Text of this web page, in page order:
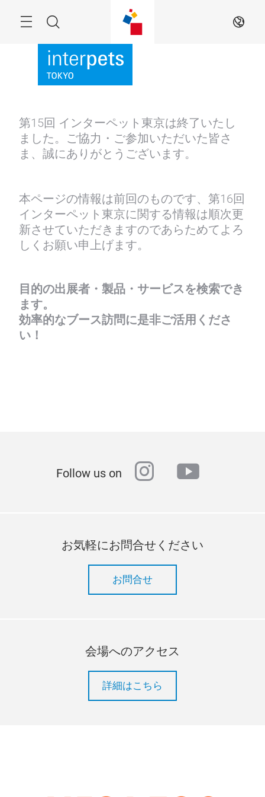
Search JA
第15回 インターペット東京は終了いたし
ました。ご協力・ご参加いただいた皆さ
ま、誠にありがとうございます。
本ページの情報は前回のものです、第16回
インターペット東京に関する情報は順次更
新させていただきますのであらためてよろ
しくお願い申上げます。
目的の出展者・製品・サービスを検索でき
ます。
効率的なブース訪問に是非ご活用くださ
い！
Follow us on instagram
youtube
お気軽にお問合せください
お問合せ
会場へのアクセス
詳細はこちら